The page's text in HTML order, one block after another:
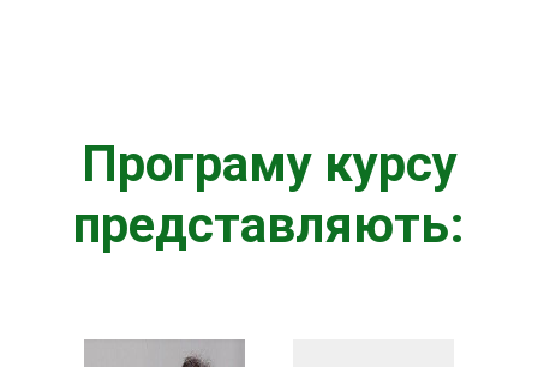
Програму курсу
представляють: